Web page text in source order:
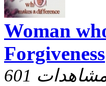
Woman
Forgiveness
مشاهدات